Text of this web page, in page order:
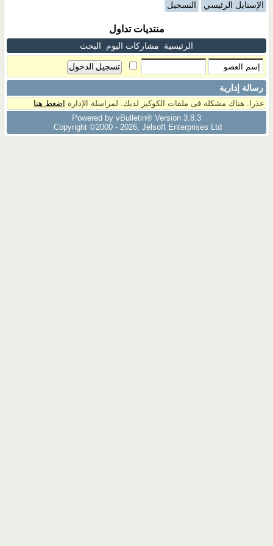
الإستايل الرئيسي التسجيل
منتديات تداول
الرئيسية مشاركات اليوم البحث
رسالة إدارية
عذرا. هناك مشكلة فى ملفات الكوكيز لديك. لمراسلة الإدارة اضغط هنا
Powered by vBulletin® Version 3.8.3
Copyright ©2000 - 2026, Jelsoft Enterprises Ltd.